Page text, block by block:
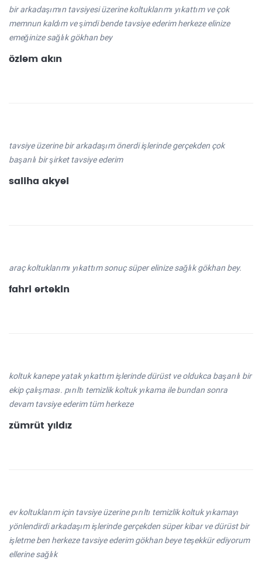
bir arkadaşımın tavsiyesi üzerine koltuklarımı yıkattım ve çok
memnun kaldım ve şimdi bende tavsiye ederim herkeze elinize
emeğinize sağlık gökhan bey
özlem akın
tavsiye üzerine bir arkadaşım önerdi işlerinde gerçekden çok
başarılı bir şirket tavsiye ederim
saliha akyel
araç koltuklarımı yıkattım sonuç süper elinize sağlık gökhan bey.
fahri ertekin
koltuk kanepe yatak yıkattım işlerinde dürüst ve oldukca başarılı bir
ekip çalışması. pırıltı temizlik koltuk yıkama ile bundan sonra
devam tavsiye ederim tüm herkeze
zümrüt yıldız
ev koltuklarım için tavsiye üzerine pırıltı temizlik koltuk yıkamayı
yönlendirdi arkadaşım işlerinde gerçekden süper kibar ve dürüst bir
işletme ben herkeze tavsiye ederim gökhan beye teşekkür ediyorum
ellerine sağlık